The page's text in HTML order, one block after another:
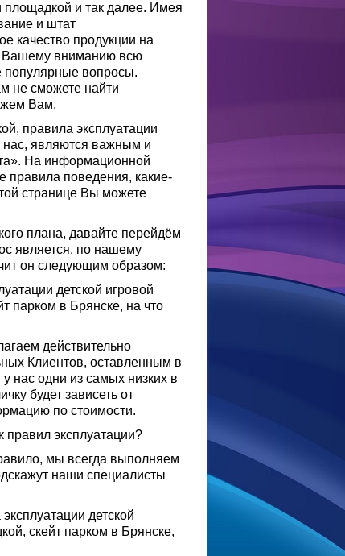
площадкой и так далее. Имея
и штат
качество продукции на
Вашему вниманию всю
популярные вопросы.
не сможете найти
Вам.
правила эксплуатации
нас, являются важным и
На информационной
правила поведения, какие-
странице Вы можете
плана, давайте перейдём
является, по нашему
он следующим образом:
детской игровой
парком в Брянске, на что
действительно
Клиентов, оставленным в
нас одни из самых низких в
будет зависеть от
по стоимости.
правил эксплуатации?
мы всегда выполняем
наши специалисты
детской
скейт парком в Брянске,